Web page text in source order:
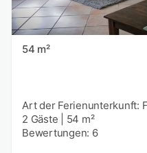
54 m²
Art der Ferienunterkunft:
2 Gäste
54 m²
Bewertungen: 6